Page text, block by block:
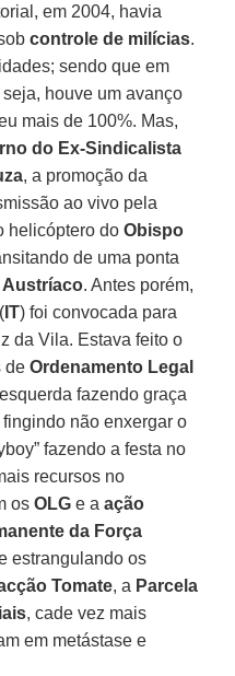
em 2004, havia
controle de milícias.
sendo que em
houve um avanço
mais de 100%. Mas,
do Ex-Sindicalista
, a promoção da
ao vivo pela
helicóptero doObispo
de uma ponta
. Antes porém,
( IT) foi convocada para
da Vila. Estava feito o
deOrdenamento Legal
fazendo graça
não enxergar o
fazendo a festa no
recursos no
osOLG e aação
da Força
estrangulando os
Tomate, a Parcela
, cade vez mais
em metástase e